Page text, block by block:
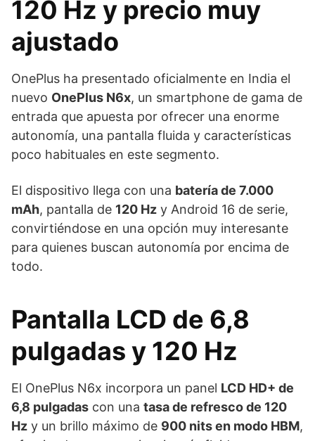
120 Hz y precio muy
ajustado
OnePlus ha presentado oficialmente en India el
nuevo OnePlus N6x, un smartphone de gama de
entrada que apuesta por ofrecer una enorme
autonomía, una pantalla fluida y características
poco habituales en este segmento.
El dispositivo llega con una batería de 7.000
mAh, pantalla de 120 Hz y Android 16 de serie,
convirtiéndose en una opción muy interesante
para quienes buscan autonomía por encima de
todo.
Pantalla LCD de 6,8
pulgadas y 120 Hz
El OnePlus N6x incorpora un panel LCD HD+ de
6,8 pulgadas con una tasa de refresco de 120
Hz y un brillo máximo de 900 nits en modo HBM,